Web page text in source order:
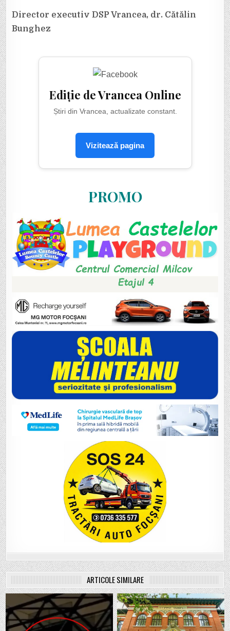
Director executiv DSP Vrancea, dr. Cătălin
Bunghez
Ediție de Vrancea Online
Știri din Vrancea, actualizate constant.
Vizitează pagina
PROMO
ARTICOLE SIMILARE